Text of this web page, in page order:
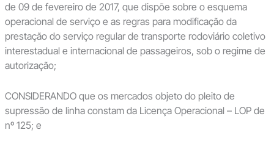
de 09 de fevereiro de 2017, que dispõe sobre o esquema
operacional de serviço e as regras para modificação da
prestação do serviço regular de transporte rodoviário coletivo
interestadual e internacional de passageiros, sob o regime de
autorização;
CONSIDERANDO que os mercados objeto do pleito de
supressão de linha constam da Licença Operacional – LOP de
nº 125; e